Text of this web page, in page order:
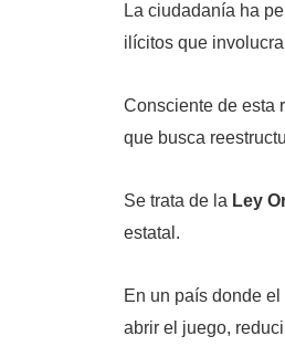
La ciudadanía ha
ilícitos que
Consciente de esta
que busca
Se trata de la Ley
estatal.
En un país donde
abrir el juego,